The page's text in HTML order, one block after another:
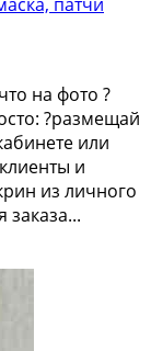
на фото ?
?размещай
или
и
из личного
заказа...